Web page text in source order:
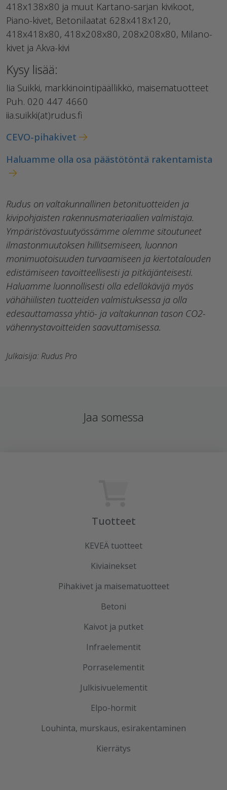
418x138x80 ja muut Kartano-sarjan kivikoot,
Piano-kivet, Betonilaatat 628x418x120,
418x418x80, 418x208x80, 208x208x80, Milano-
kivet ja Akva-kivi
Kysy lisää:
Iia Suikki, markkinointipäällikkö, maisematuotteet
Puh. 020 447 4660
iia.suikki(at)rudus.fi
CEVO-pihakivet
Haluamme olla osa päästötöntä rakentamista
Rudus on valtakunnallinen betonituotteiden ja
kivipohjaisten rakennusmateriaalien valmistaja.
Ympäristövastuutyössämme olemme sitoutuneet
ilmastonmuutoksen hillitsemiseen, luonnon
monimuotoisuuden turvaamiseen ja kiertotalouden
edistämiseen tavoitteellisesti ja pitkäjänteisesti.
Haluamme luonnollisesti olla edelläkävijä myös
vähähiilisten tuotteiden valmistuksessa ja olla
edesauttamassa yhtiö- ja valtakunnan tason CO2-
vähennystavoitteiden saavuttamisessa.
Julkaisija: Rudus Pro
Jaa somessa
Tuotteet
KEVEÄ tuotteet
Kiviainekset
Pihakivet ja maisematuotteet
Betoni
Kaivot ja putket
Infraelementit
Porraselementit
Julkisivuelementit
Elpo-hormit
Louhinta, murskaus, esirakentaminen
Kierrätys